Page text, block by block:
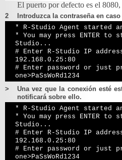
El puerto por defecto es el
2
Introduzca la contraseña en
* R-Studio Agent started
* You may press ENTER
Studio...
# Enter R-Studio IP
192.168.0.25:80
# Enter password or just
one>PaSsWoRd1234
>
Una vez que la conexión esté
notificará sobre ello.
* R-Studio Agent started
* You may press ENTER
Studio...
# Enter R-Studio IP
192.168.0.25:80
# Enter password or just
one>PaSsWoRd1234